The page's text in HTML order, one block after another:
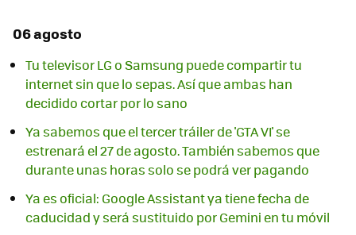
06 agosto
Tu televisor LG o Samsung puede compartir tu
internet sin que lo sepas. Así que ambas han
decidido cortar por lo sano
Ya sabemos que el tercer tráiler de 'GTA VI' se
estrenará el 27 de agosto. También sabemos que
durante unas horas solo se podrá ver pagando
Ya es oficial: Google Assistant ya tiene fecha de
caducidad y será sustituido por Gemini en tu móvil